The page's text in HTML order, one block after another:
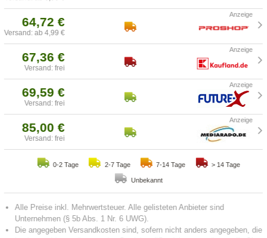
64,72 €
Versand: ab 4,99 €
67,36 €
Versand: frei
69,59 €
Versand: frei
85,00 €
Versand: frei
0-2 Tage 2-7 Tage 7-14 Tage > 14 Tage
Unbekannt